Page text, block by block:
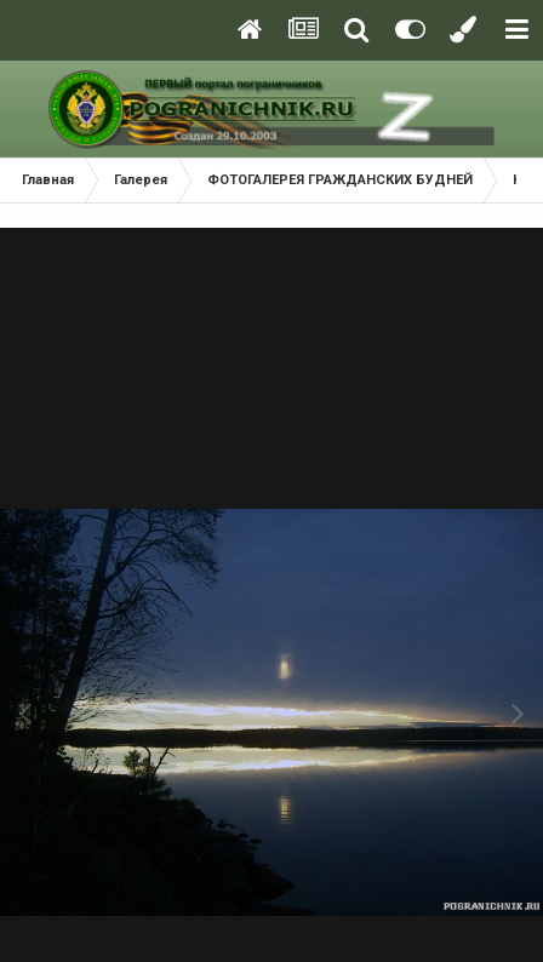
Главная Галерея ФОТОГАЛЕРЕЯ ГРАЖДАНСКИХ БУДНЕЙ